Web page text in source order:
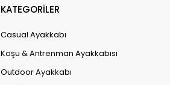
KATEGORİLER
Casual Ayakkabı
Koşu & Antrenman Ayakkabısı
Outdoor Ayakkabı